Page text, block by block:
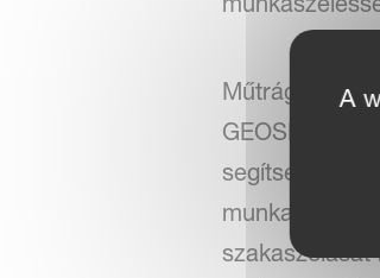
GEOSPREAD
segítségével.
A